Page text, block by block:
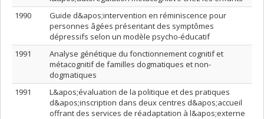
1990
Guide d&apos;intervention en réminiscence pour
personnes âgées présentant des symptômes
dépressifs selon un modèle psycho-éducatif
1991
Analyse génétique du fonctionnement cognitif et
métacognitif de familles dogmatiques et non-
dogmatiques
1991
L&apos;évaluation de la politique et des pratiques
d&apos;inscription dans deux centres d&apos;accueil
offrant des services de réadaptation à l&apos;externe